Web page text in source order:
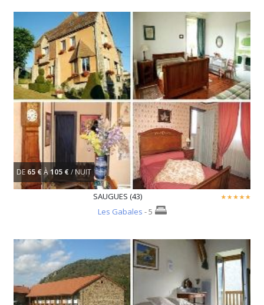
DE 65 €À105 €/ NUIT
SAUGUES (43)
Les Gabales - 5